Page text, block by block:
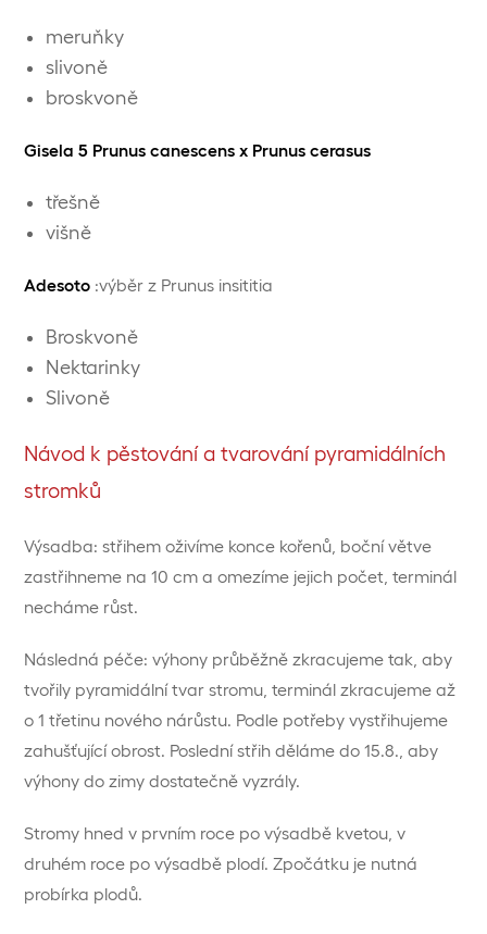
meruňky
slivoně
broskvoně
Gisela 5 Prunus canescens x Prunus cerasus
třešně
višně
Adesoto :výběr z Prunus insititia
Broskvoně
Nektarinky
Slivoně
Návod k pěstování a tvarování pyramidálních
stromků
Výsadba: střihem oživíme konce kořenů, boční větve
zastřihneme na 10 cm a omezíme jejich počet, terminál
necháme růst.
Následná péče: výhony průběžně zkracujeme tak, aby
tvořily pyramidální tvar stromu, terminál zkracujeme až
o 1 třetinu nového nárůstu. Podle potřeby vystřihujeme
zahušťující obrost. Poslední střih děláme do 15.8., aby
výhony do zimy dostatečně vyzrály.
Stromy hned v prvním roce po výsadbě kvetou, v
druhém roce po výsadbě plodí. Zpočátku je nutná
probírka plodů.